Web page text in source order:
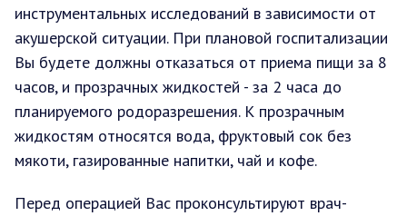
инструментальных исследований в зависимости от
акушерской ситуации. При плановой госпитализации
Вы будете должны отказаться от приема пищи за 8
часов, и прозрачных жидкостей - за 2 часа до
планируемого родоразрешения. К прозрачным
жидкостям относятся вода, фруктовый сок без
мякоти, газированные напитки, чай и кофе.
Перед операцией Вас проконсультируют врач-